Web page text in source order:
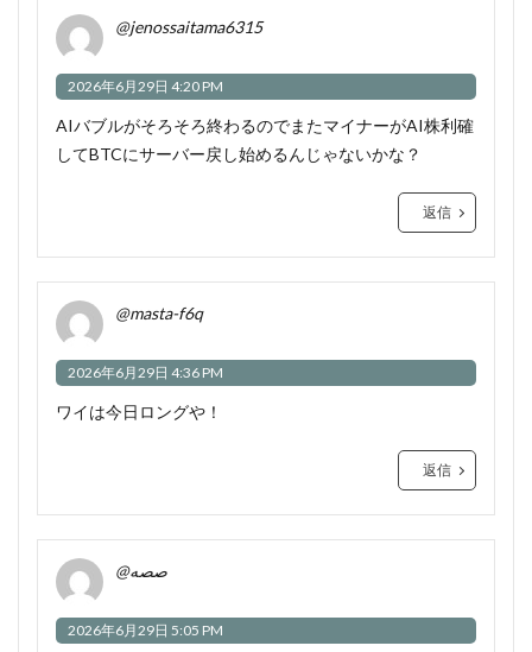
@jenossaitama6315
2026年6月29日 4:20 PM
AIバブルがそろそろ終わるのでまたマイナーがAI株利確
してBTCにサーバー戻し始めるんじゃないかな？
返信
@masta-f6q
2026年6月29日 4:36 PM
ワイは今日ロングや！
返信
@صصه
2026年6月29日 5:05 PM